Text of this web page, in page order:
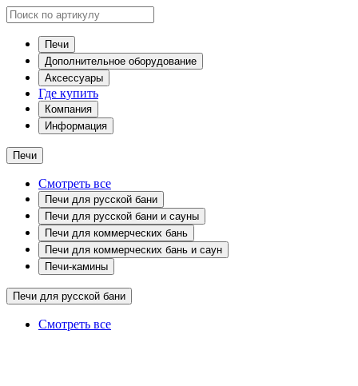
Печи
Дополнительное оборудование
Аксессуары
Где купить
Компания
Информация
Печи
Смотреть все
Печи для русской бани
Печи для русской бани и сауны
Печи для коммерческих бань
Печи для коммерческих бань и саун
Печи-камины
Печи для русской бани
Смотреть все